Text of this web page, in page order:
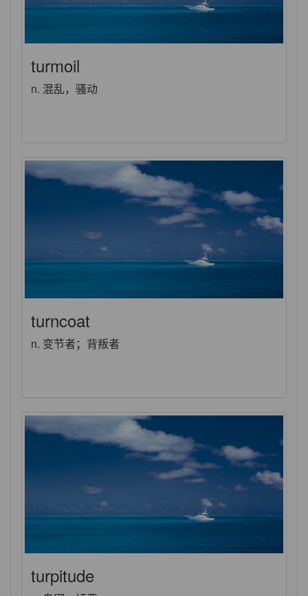
turmoil
n. 混乱，骚动
turncoat
n. 变节者；背叛者
turpitude